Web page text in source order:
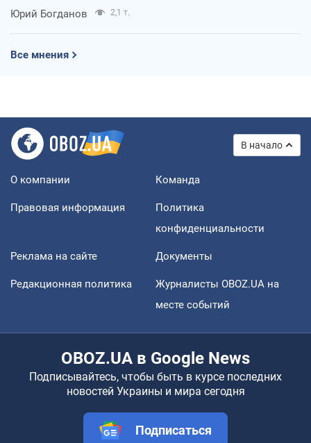
Юрий Богданов 2,1 т.
Все мнения
В начало
О компании Команда
Правовая информация
Политика
конфиденциальности
Реклама на сайте Документы
Редакционная политика
Журналисты OBOZ.UA на
месте событий
OBOZ.UA в Google News
Подписывайтесь, чтобы быть в курсе последних
новостей Украины и мира сегодня
Подписаться